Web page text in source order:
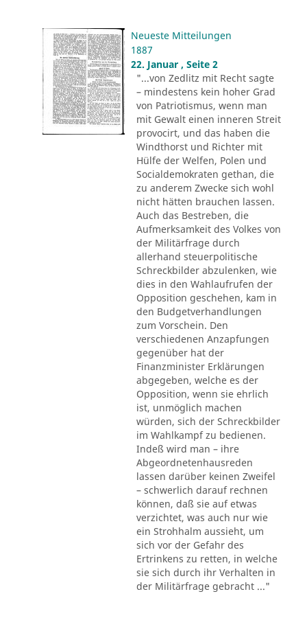
Neueste Mitteilungen
1887
22. Januar , Seite 2
"...von Zedlitz mit Recht sagte
– mindestens kein hoher Grad
von Patriotismus, wenn man
mit Gewalt einen inneren Streit
provocirt, und das haben die
Windthorst und Richter mit
Hülfe der Welfen, Polen und
Socialdemokraten gethan, die
zu anderem Zwecke sich wohl
nicht hätten brauchen lassen.
Auch das Bestreben, die
Aufmerksamkeit des Volkes von
der Militärfrage durch
allerhand steuerpolitische
Schreckbilder abzulenken, wie
dies in den Wahlaufrufen der
Opposition geschehen, kam in
den Budgetverhandlungen
zum Vorschein. Den
verschiedenen Anzapfungen
gegenüber hat der
Finanzminister Erklärungen
abgegeben, welche es der
Opposition, wenn sie ehrlich
ist, unmöglich machen
würden, sich der Schreckbilder
im Wahlkampf zu bedienen.
Indeß wird man – ihre
Abgeordnetenhausreden
lassen darüber keinen Zweifel
– schwerlich darauf rechnen
können, daß sie auf etwas
verzichtet, was auch nur wie
ein Strohhalm aussieht, um
sich vor der Gefahr des
Ertrinkens zu retten, in welche
sie sich durch ihr Verhalten in
der Militärfrage gebracht ..."